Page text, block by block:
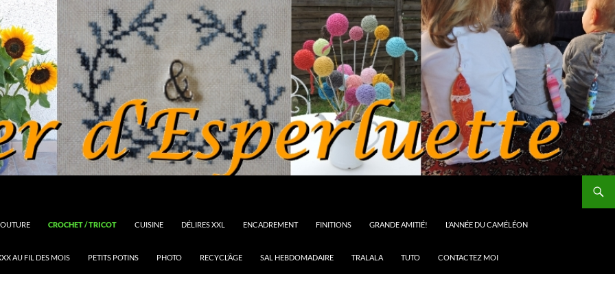
CROCHET / TRICOT CUISINE DÉLIRES XXL ENCADREMENT FINITIONS GRANDE AMITIÉ! L’ANNÉE DU CAMÉLÉON
AU FIL DES MOIS PETITS POTINS PHOTO RECYCL’ÂGE SAL HEBDOMADAIRE TRALALA TUTO CONTACTEZ MOI